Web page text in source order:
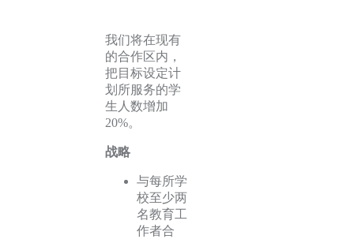
我们将在现有
的合作区内，
把目标设定计
划所服务的学
生人数增加
20%。
战略
与每所学
校至少两
名教育工
作者合